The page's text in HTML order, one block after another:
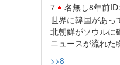
7 名無し8年前
世界に韓国があっ
北朝鮮がソウルに
ニュースが流れた
>>8